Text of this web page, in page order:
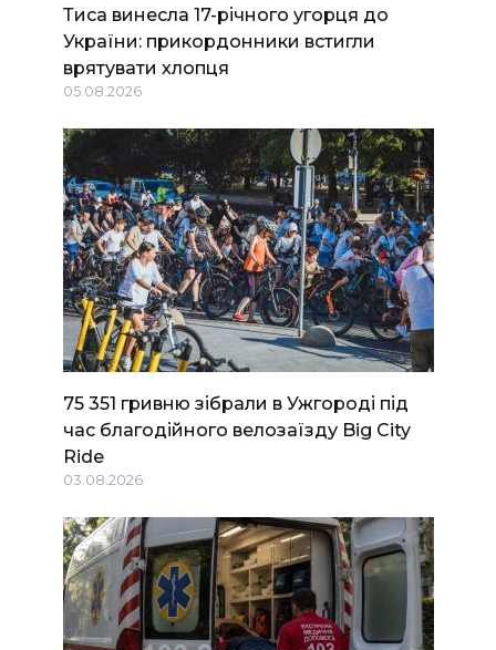
Тиса винесла 17-річного угорця до
України: прикордонники встигли
врятувати хлопця
05.08.2026
75 351 гривню зібрали в Ужгороді під
час благодійного велозаїзду Big Сity
Ride
03.08.2026